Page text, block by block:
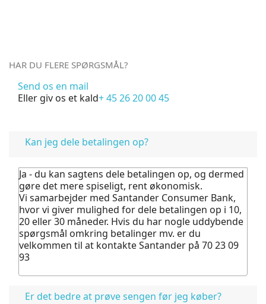
HAR DU FLERE SPØRGSMÅL?
Send os en mail
Eller giv os et kald+ 45 26 20 00 45
Kan jeg dele betalingen op?
Ja - du kan sagtens dele betalingen op, og dermed
gøre det mere spiseligt, rent økonomisk.
Vi samarbejder med Santander Consumer Bank,
hvor vi giver mulighed for dele betalingen op i 10,
20 eller 30 måneder. Hvis du har nogle uddybende
spørgsmål omkring betalinger mv. er du
velkommen til at kontakte Santander på 70 23 09
93
Er det bedre at prøve sengen før jeg køber?